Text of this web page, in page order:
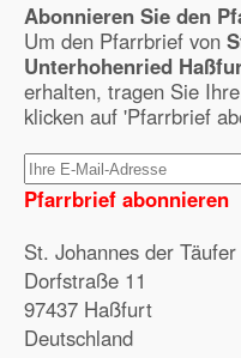
Abonnieren Sie den
Um den Pfarrbrief von
Unterhohenried
erhalten, tragen Sie
klicken auf 'Pfarrbrief
Pfarrbrief abonnieren
St. Johannes der
Dorfstraße 11
97437 Haßfurt
Deutschland